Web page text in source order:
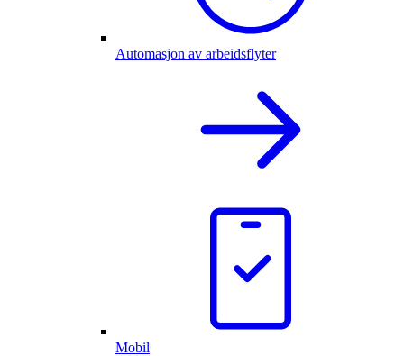
Automasjon av arbeidsflyter
Mobil